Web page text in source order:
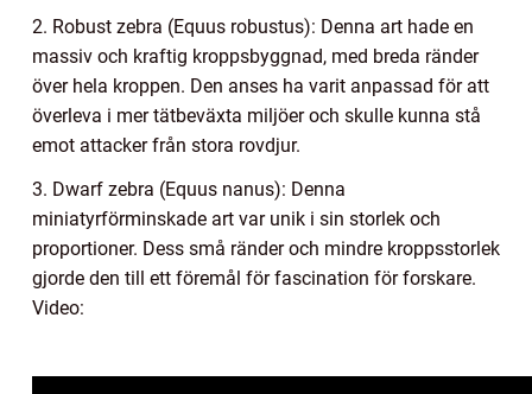
2. Robust zebra (Equus robustus): Denna art hade en
massiv och kraftig kroppsbyggnad, med breda ränder
över hela kroppen. Den anses ha varit anpassad för att
överleva i mer tätbeväxta miljöer och skulle kunna stå
emot attacker från stora rovdjur.
3. Dwarf zebra (Equus nanus): Denna
miniatyrförminskade art var unik i sin storlek och
proportioner. Dess små ränder och mindre kroppsstorlek
gjorde den till ett föremål för fascination för forskare.
Video: